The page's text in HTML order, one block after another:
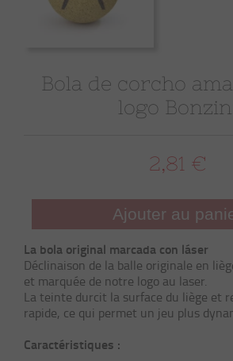
Bola de corcho
logo
2,81 €
Ajouter au
La bola original marcada con láser
Déclinaison de la balle originale en
et marquée de notre logo au laser.
La teinte durcit la surface du liège et
rapide, ce qui permet un jeu plus
Caractéristiques :